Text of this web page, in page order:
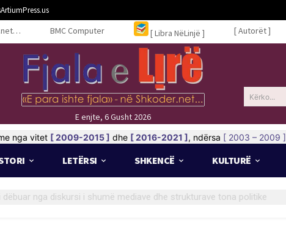
BMC Computer [ Libra NëLinjë ] [ Autorët ]
E enjte, 6 Gusht 2026
Kërko...
nga vitet [ 2009-2015 ] dhe [ 2016-2021 ], ndërsa [ 2003 – 2009 ]
LETËRSI SHKENCË KULTURË